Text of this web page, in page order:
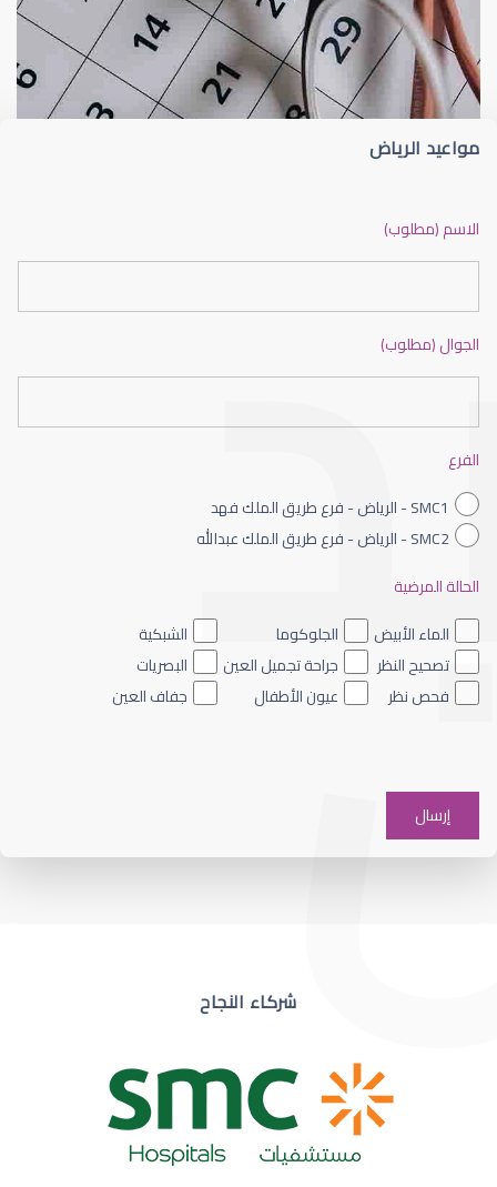
قلوبال لرعاية العين ضعف نظر
ضعف نظر الاطفال
ضعف نظر العين اليسرى
ضعف نظر مفاجئ
مواعيد الرياض
الاسم (مطلوب)
الجوال (مطلوب)
الفرع
SMC1 - الرياض - فرع طريق الملك فهد
SMC2 - الرياض - فرع طريق الملك عبدالله
الحالة المرضية
الماء الأبيض
الجلوكوما
الشبكية
تصحيح النظر
جراحة تجميل العين
البصريات
فحص نظر
عيون الأطفال جفاف العين
شركاء النجاح